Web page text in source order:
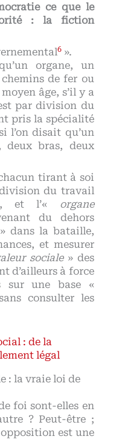
ce que le
: la fiction
6 ».
organe, un
de fer ou
âge, s’il y a
par division du
pris la spécialité
l’on disait qu’un
deux bras, deux
tirant à soi
du travail
et l’« organe
du dehors
dans la bataille,
et mesurer
sociale» des
d’ailleurs à force
sur une base «
consulter les
: de la
légal
: la vraie loi de
foi sont-elles en
? Peut-être ;
est une